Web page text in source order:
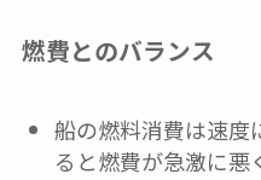
燃費とのバランス
船の燃料消費は速度
ると燃費が急激に悪